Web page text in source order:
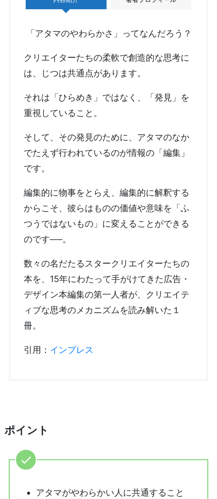
「アタマのやわらかさ」ってなんだろう？
クリエイターたちの柔軟で創造的な思考に
は、じつは共通点があります。
それは「ひらめき」ではなく、「発見」を
重視していること。
そして、その発見のために、アタマのなか
でたえず行われているのが情報の「編集」
です。
編集的に物事をとらえ、編集的に解釈する
からこそ、彼らはものの価値や意味を「ふ
つうではないもの」に変えることができる
のです──。
数々の名だたるスタークリエイターたちの
本を、15年にわたって手がけてきた広告・
デザイン本編集の第一人者が、クリエイテ
ィブな思考のメカニズムを読み解いた１
冊。
引用： インプレス
ポイント
アタマがやわらかい人に共通すること